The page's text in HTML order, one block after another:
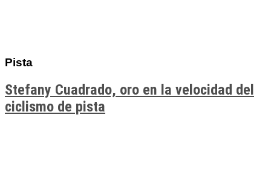
Pista
Stefany Cuadrado, oro en la velocidad del
ciclismo de pista